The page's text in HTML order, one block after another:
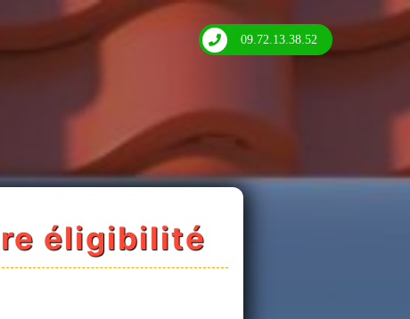
09.72.13.38.52
éligibilité